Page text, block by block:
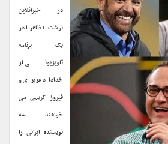
در خبرآنلاین
نوشت : ظاهرا در
یک برنامه
تلویزیونی از
خداداد عزیزی و
فیروز کریمی می
خواهند سه
نویسنده ایرانی را